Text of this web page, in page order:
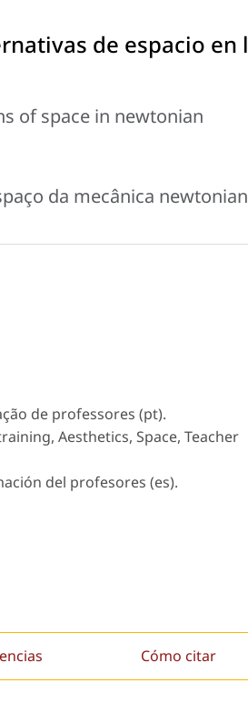
de espacio en
of space in newtonian
da mecânica
de professores (pt).
Aesthetics, Space, Teacher
del profesores (es).
Cómo citar